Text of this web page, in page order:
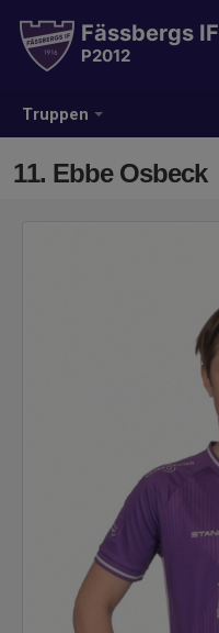
Truppen
Fässbergs IF
P2012
11. Ebbe Osbeck